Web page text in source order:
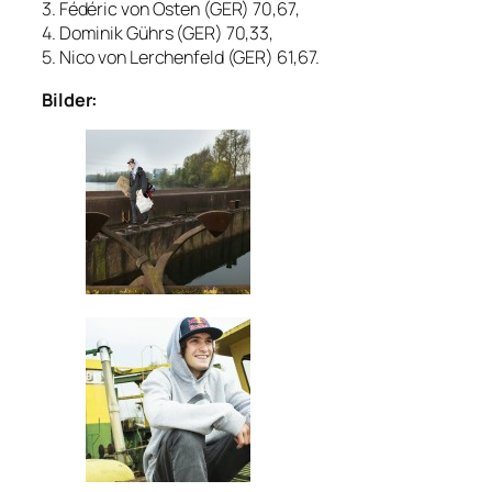
3. Fédéric von Osten (GER) 70,67,
4. Dominik Gührs (GER) 70,33,
5. Nico von Lerchenfeld (GER) 61,67.
Bilder: